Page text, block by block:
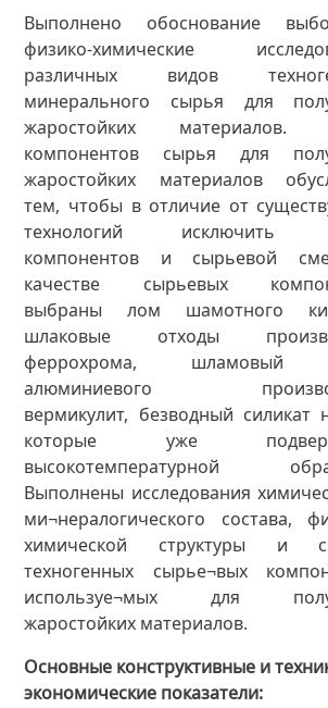
Выполнено обоснование
физико-химические
различных видов
минерального сырья для
жаростойких материалов.
компонентов сырья для
жаростойких материалов
тем, чтобы в отличие от
технологий исключить
компонентов и сырьевой
качестве сырьевых
выбраны лом шамотного
шлаковые отходы
феррохрома, шламовый
алюминиевого
вермикулит, безводный силикат
которые уже
высокотемпературной
Выполнены исследования
ми¬нералогического состава,
химической структуры и
техногенных сырье¬вых
используе¬мых для
жаростойких материалов.
Основные конструктивные и
экономические показатели